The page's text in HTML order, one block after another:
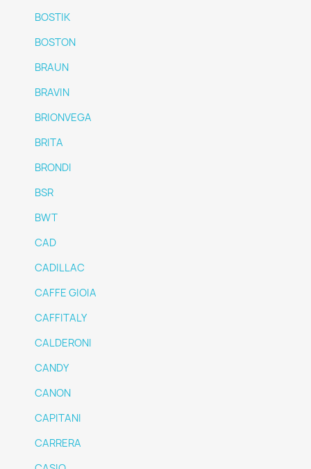
BOSTIK
BOSTON
BRAUN
BRAVIN
BRIONVEGA
BRITA
BRONDI
BSR
BWT
CAD
CADILLAC
CAFFE GIOIA
CAFFITALY
CALDERONI
CANDY
CANON
CAPITANI
CARRERA